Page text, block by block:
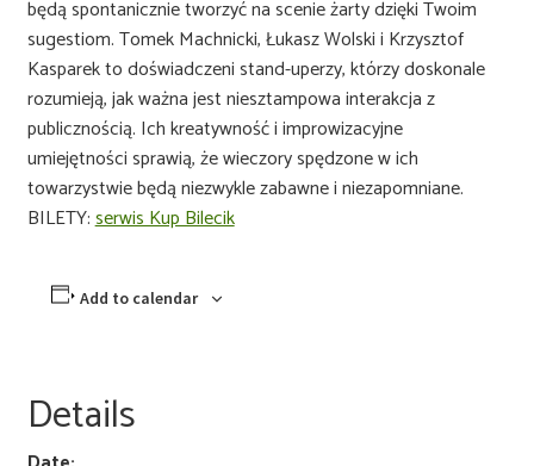
będą spontanicznie tworzyć na scenie żarty dzięki Twoim
sugestiom. Tomek Machnicki, Łukasz Wolski i Krzysztof
Kasparek to doświadczeni stand-uperzy, którzy doskonale
rozumieją, jak ważna jest niesztampowa interakcja z
publicznością. Ich kreatywność i improwizacyjne
umiejętności sprawią, że wieczory spędzone w ich
towarzystwie będą niezwykle zabawne i niezapomniane.
BILETY:serwis Kup Bilecik
Add to calendar
Details